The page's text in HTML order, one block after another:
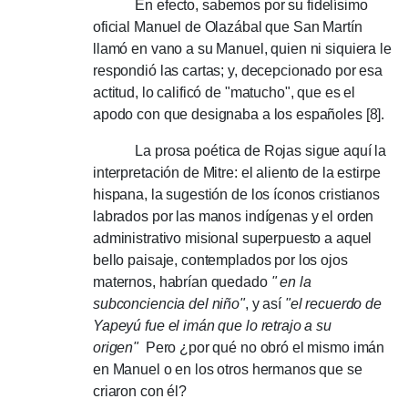
En efecto, sabemos por su fidelísimo
oficial Manuel de Olazábal que San Martín
llamó en vano a su Manuel, quien ni siquiera le
respondió las cartas;y, decepcionado por esa
actitud, lo calificó de "matucho", que es el
apodo con que designaba a los españoles [8].
La prosa poética de Rojas sigue aquí la
interpretación de Mitre: el aliento de la estirpe
hispana, la sugestión de los íconos cristianos
labrados por las manos indígenas y el orden
administrativo misional superpuesto a aquel
bello paisaje, contemplados por los ojos
maternos, habrían quedado "en la
subconciencia del niño", y así "el recuerdo de
Yapeyú fue el imán que lo retrajo a su
origen" Pero ¿por qué no obró el mismo imán
en Manuel o en los otros hermanos que se
criaron con él?